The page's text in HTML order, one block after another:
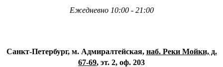
Ежедневно 10:00 - 21:00
Санкт-Петербург, м. Адмиралтейская, наб. Реки Мойки, д.
67-69, эт. 2, оф. 203